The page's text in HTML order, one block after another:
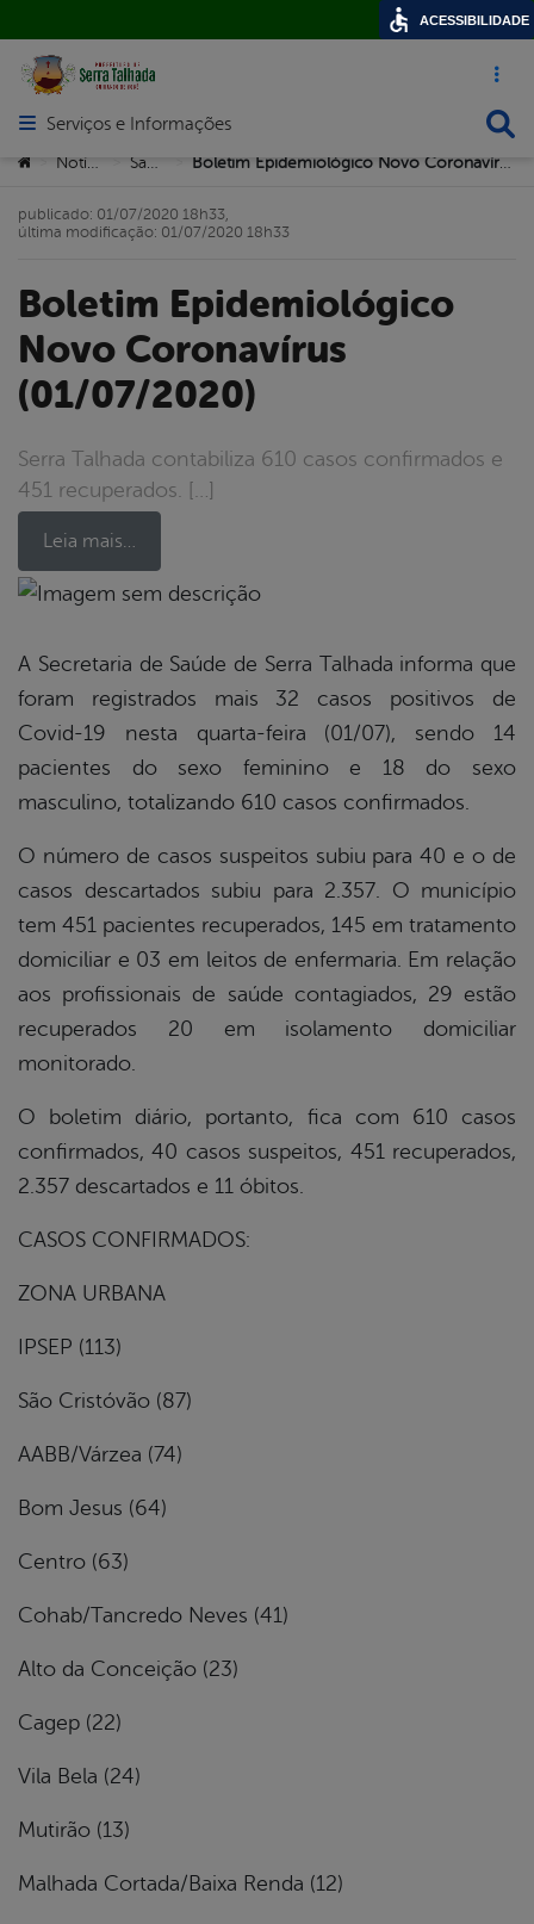
Acesso
Abrir menu principal de navegação
Serviços e Informações
Você está aqui:
> Notícias > >
Boletim Epidemiológico
Novo Coronavírus
(01/07/2020)
Serra Talhada contabiliza 610 casos confirmados e
451 recuperados. […]
Leia mais…
publicado: 01/07/2020 18h33,
última modificação: 01/07/2020 18h33
A Secretaria de Saúde de Serra Talhada informa que
foram registrados mais 32 casos positivos de
Covid-19 nesta quarta-feira (01/07), sendo 14
pacientes do sexo feminino e 18 do sexo
masculino, totalizando 610 casos confirmados.
O número de casos suspeitos subiu para 40 e o de
casos descartados subiu para 2.357. O município
tem 451 pacientes recuperados, 145 em tratamento
domiciliar e 03 em leitos de enfermaria. Em relação
aos profissionais de saúde contagiados, 29 estão
recuperados 20 em isolamento domiciliar
monitorado.
O boletim diário, portanto, fica com 610 casos
confirmados, 40 casos suspeitos, 451 recuperados,
2.357 descartados e 11 óbitos.
CASOS CONFIRMADOS:
ZONA URBANA
IPSEP (113)
São Cristóvão (87)
AABB/Várzea (74)
Bom Jesus (64)
Centro (63)
Cohab/Tancredo Neves (41)
Alto da Conceição (23)
Cagep (22)
Vila Bela (24)
Mutirão (13)
Malhada Cortada/Baixa Renda (12)
ACESSIBILIDADE